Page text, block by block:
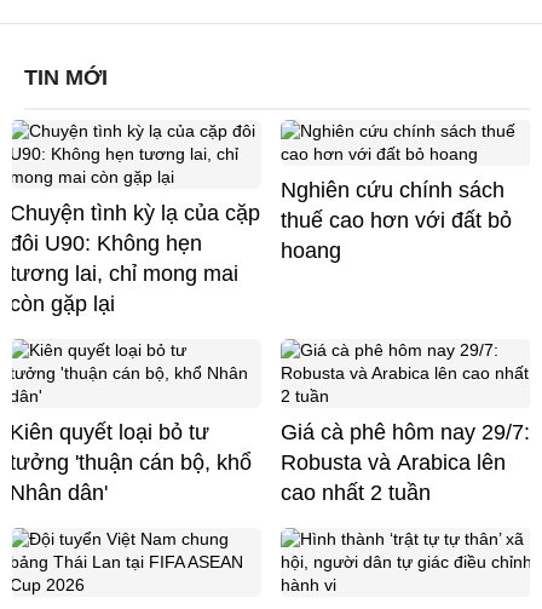
TIN MỚI
Chuyện tình kỳ lạ của cặp
đôi U90: Không hẹn
tương lai, chỉ mong mai
còn gặp lại
Nghiên cứu chính sách
thuế cao hơn với đất bỏ
hoang
Kiên quyết loại bỏ tư
tưởng 'thuận cán bộ, khổ
Nhân dân'
Giá cà phê hôm nay 29/7:
Robusta và Arabica lên
cao nhất 2 tuần